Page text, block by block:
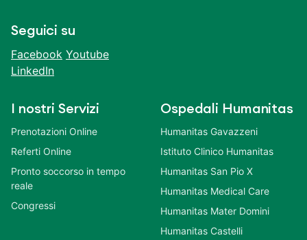
Seguici su
Facebook Youtube
LinkedIn
I nostri Servizi
Prenotazioni Online
Referti Online
Pronto soccorso in tempo
reale
Congressi
Ospedali Humanitas
Humanitas Gavazzeni
Istituto Clinico Humanitas
Humanitas San Pio X
Humanitas Medical Care
Humanitas Mater Domini
Humanitas Castelli